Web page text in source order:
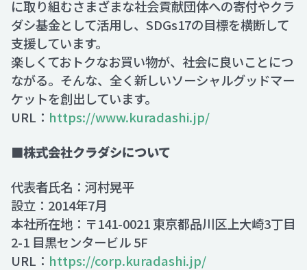
に取り組むさまざまな社会貢献団体への寄付やクラ
ダシ基金として活用し、SDGs17の目標を横断して
支援しています。
楽しくておトクなお買い物が、社会に良いことにつ
ながる。そんな、全く新しいソーシャルグッドマー
ケットを創出しています。
URL： https://www.kuradashi.jp/
■株式会社クラダシについて
代表者氏名：河村晃平
設立：2014年7月
本社所在地：〒141-0021 東京都品川区上大崎3丁目
2-1 目黒センタービル 5F
URL： https://corp.kuradashi.jp/